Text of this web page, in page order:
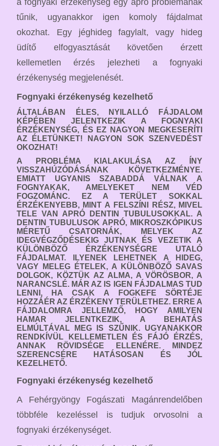
tűnik, ugyanakkor igen komoly fájdalmat
okozhat. Egy jéghideg fagylalt, vagy hideg
üdítő elfogyasztását követően érzett
kellemetlen érzés jelezheti a fognyaki
érzékenység megjelenését.
Fognyaki érzékenység kezelhető
ÁLTALÁBAN ÉLES, NYILALLÓ FÁJDALOM
KÉPÉBEN JELENTKEZIK A FOGNYAKI
ÉRZÉKENYSÉG, ÉS EZ NAGYON MEGKESERÍTI
AZ ÉLETÜNKET! NAGYON SOK SZENVEDÉST
OKOZHAT!
A PROBLÉMA KIALAKULÁSA AZ ÍNY
VISSZAHÚZÓDÁSÁNAK KÖVETKEZMÉNYE.
EMIATT UGYANIS SZABADDÁ VÁLNAK A
FOGNYAKAK, AMELYEKET NEM VÉD
FOGZOMÁNC. EZ A TERÜLET SOKKAL
ÉRZÉKENYEBB, MINT A FELSZÍNI RÉSZ, MIVEL
TELE VAN APRÓ DENTIN TUBULUSOKKAL. A
DENTIN TUBULUSOK APRÓ, MIKROSZKÓPIKUS
MÉRETŰ CSATORNÁK, MELYEK AZ
IDEGVÉGZŐDÉSEKIG JUTNAK ÉS VEZETIK A
KÜLÖNBÖZŐ ÉRZÉKENYSÉGRE UTALÓ
FÁJDALMAT. ILYENEK LEHETNEK A HIDEG,
VAGY MELEG ÉTELEK, A KÜLÖNBÖZŐ SAVAS
DOLGOK, KÖZTÜK AZ ALMA, A VÖRÖSBOR, A
NARANCSLÉ. MÁR AZ IS IGEN FÁJDALMAS TUD
LENNI, HA CSAK A FOGKEFE SÖRTÉJE
HOZZÁÉR AZ ÉRZÉKENY TERÜLETHEZ. ERRE A
FÁJDALOMRA JELLEMZŐ, HOGY AMILYEN
HAMAR JELENTKEZIK, A BEHATÁS
ELMÚLTÁVAL MEG IS SZŰNIK. UGYANAKKOR
RENDKÍVÜL KELLEMETLEN ÉS FÁJÓ ÉRZÉS,
ANNAK RÖVIDSÉGE ELLENÉRE. MINDEZ
SZERENCSÉRE HATÁSOSAN ÉS JÓL
KEZELHETŐ.
Fognyaki érzékenység kezelhető
A Fehérgyöngy Fogászati Magánrendelőben
többféle kezeléssel is tudjuk orvosolni a
fognyaki érzékenységet.